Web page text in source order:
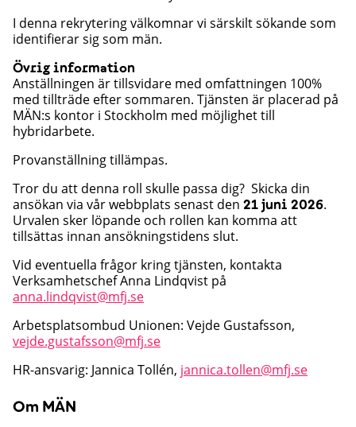
I denna rekrytering välkomnar vi särskilt sökande som
identifierar sig som män.
Övrig information
Anställningen är tillsvidare med omfattningen 100%
med tillträde efter sommaren. Tjänsten är placerad på
MÄN:s kontor i Stockholm med möjlighet till
hybridarbete.
Provanställning tillämpas.
Tror du att denna roll skulle passa dig? Skicka din
ansökan via vår webbplats senast den 21 juni 2026.
Urvalen sker löpande och rollen kan komma att
tillsättas innan ansökningstidens slut.
Vid eventuella frågor kring tjänsten, kontakta
Verksamhetschef Anna Lindqvist på
anna.lindqvist@mfj.se
Arbetsplatsombud Unionen: Vejde Gustafsson,
vejde.gustafsson@mfj.se
HR-ansvarig: Jannica Tollén, jannica.tollen@mfj.se
Om MÄN